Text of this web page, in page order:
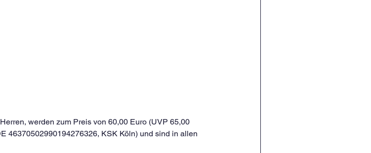
werden zum Preis von 60,00 Euro (UVP 65,00
46370502990194276326, KSK Köln) und sind in allen